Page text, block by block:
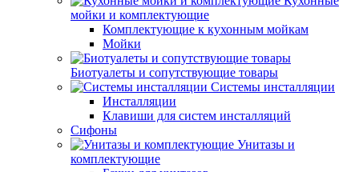
мойки и комплектующие
Комплектующие к кухонным мойкам
Мойки
Биотуалеты и сопутствующие товары
Системы инсталляции
Инсталляции
Клавиши для систем инсталляций
Сифоны
Унитазы и
комплектующие